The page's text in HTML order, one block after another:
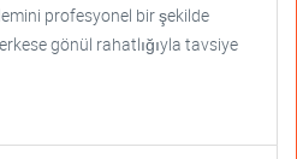
profesyonel bir şekilde
gönül rahatlığıyla tavsiye